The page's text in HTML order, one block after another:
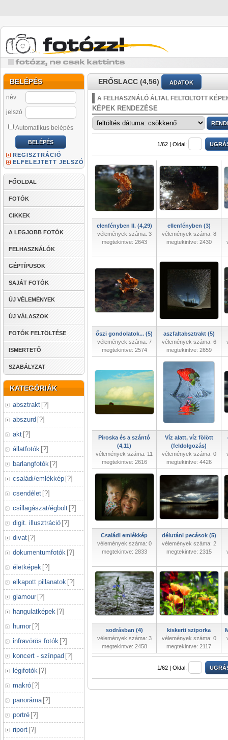
BELÉPÉS
név
jelszó
Automatikus belépés
REGISZTRÁCIÓ
ELFELEJTETT JELSZÓ
FŐOLDAL
FOTÓK
CIKKEK
A LEGJOBB FOTÓK
FELHASZNÁLÓK
GÉPTÍPUSOK
SAJÁT FOTÓK
ÚJ VÉLEMÉNYEK
ÚJ VÁLASZOK
FOTÓK FELTÖLTÉSE
ISMERTETŐ
SZABÁLYZAT
KATEGÓRIÁK
absztrakt [?]
abszurd [?]
akt [?]
állatfotók [?]
barlangfotók [?]
családi/emlékkép [?]
csendélet [?]
csillagászat/égbolt [?]
digit. illusztráció [?]
divat [?]
dokumentumfotók [?]
életképek [?]
elkapott pillanatok [?]
glamour [?]
hangulatképek [?]
humor [?]
infravörös fotók [?]
koncert - színpad [?]
légifotók [?]
makró [?]
panoráma [?]
portré [?]
riport [?]
ERŐSLACC (4,56) ADATOK
A FELHASZNÁLÓ ÁLTAL FELTÖLTÖTT
KÉPEK RENDEZÉSE
1/62 | Oldal:
elenfényben II. (4,29)
vélemények száma: 3
megtekintve: 2643
ellenfényben (3)
vélemények száma: 8
megtekintve: 2430
őszi gondolatok... (5)
vélemények száma: 7
megtekintve: 2574
aszfaltabsztrakt (5)
vélemények száma: 6
megtekintve: 2659
Piroska és a szántó
(4,11)
vélemények száma: 11
megtekintve: 2616
Víz alatt, víz fölött
(feldolgozás)
vélemények száma: 0
megtekintve: 4426
Családi emlékkép
vélemények száma: 0
megtekintve: 2833
délutáni pecások (5)
vélemények száma: 2
megtekintve: 2315
sodrásban (4)
vélemények száma: 3
megtekintve: 2458
kiskerti sziporka
vélemények száma: 0
megtekintve: 2117
1/62 | Oldal: